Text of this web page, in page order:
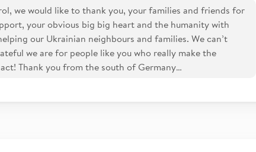
we would like to thank you, your families and friends for
your obvious big big heart and the humanity with
our Ukrainian neighbours and families. We can’t
we are for people like you who really make the
Thank you from the south of Germany…